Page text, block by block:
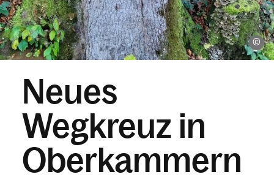
Neues
Wegkreuz in
Oberkammern